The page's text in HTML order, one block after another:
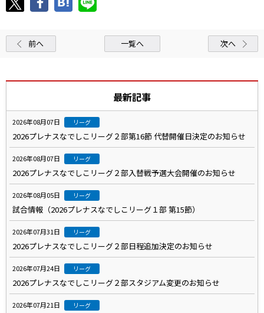
前へ 一覧へ 次へ
最新記事
2026年08月07日 リーグ
2026プレナスなでしこリーグ２部第16節 代替開催日決定のお知らせ
2026年08月07日 リーグ
2026プレナスなでしこリーグ２部入替戦予選大会開催のお知らせ
2026年08月05日 リーグ
試合情報（2026プレナスなでしこリーグ１部 第15節）
2026年07月31日 リーグ
2026プレナスなでしこリーグ２部日程追加決定のお知らせ
2026年07月24日 リーグ
2026プレナスなでしこリーグ２部スタジアム変更のお知らせ
2026年07月21日 リーグ